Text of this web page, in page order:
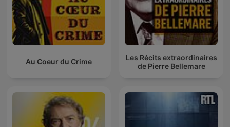
Au Coeur du Crime
Les Récits extraordinaires
de Pierre Bellemare